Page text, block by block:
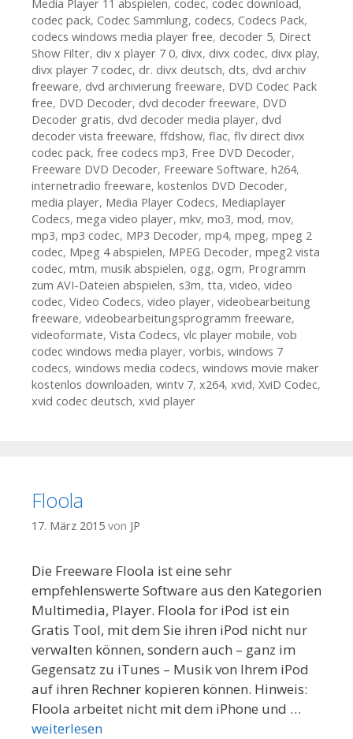
Media Player 11 abspielen, codec, codec download,
codec pack, Codec Sammlung, codecs, Codecs Pack,
codecs windows media player free, decoder 5, Direct
Show Filter, div x player 7 0, divx, divx codec, divx play,
divx player 7 codec, dr. divx deutsch, dts, dvd archiv
freeware, dvd archivierung freeware, DVD Codec Pack
free, DVD Decoder, dvd decoder freeware, DVD
Decoder gratis, dvd decoder media player, dvd
decoder vista freeware, ffdshow, flac, flv direct divx
codec pack, free codecs mp3, Free DVD Decoder,
Freeware DVD Decoder, Freeware Software, h264,
internetradio freeware, kostenlos DVD Decoder,
media player, Media Player Codecs, Mediaplayer
Codecs, mega video player, mkv, mo3, mod, mov,
mp3, mp3 codec, MP3 Decoder, mp4, mpeg, mpeg 2
codec, Mpeg 4 abspielen, MPEG Decoder, mpeg2 vista
codec, mtm, musik abspielen, ogg, ogm, Programm
zum AVI-Dateien abspielen, s3m, tta, video, video
codec, Video Codecs, video player, videobearbeitung
freeware, videobearbeitungsprogramm freeware,
videoformate, Vista Codecs, vlc player mobile, vob
codec windows media player, vorbis, windows 7
codecs, windows media codecs, windows movie maker
kostenlos downloaden, wintv 7, x264, xvid, XviD Codec,
xvid codec deutsch, xvid player
Floola
17. März 2015 von JP
Die Freeware Floola ist eine sehr
empfehlenswerte Software aus den Kategorien
Multimedia, Player. Floola for iPod ist ein
Gratis Tool, mit dem Sie ihren iPod nicht nur
verwalten können, sondern auch – ganz im
Gegensatz zu iTunes – Musik von Ihrem iPod
auf ihren Rechner kopieren können. Hinweis:
Floola arbeitet nicht mit dem iPhone und …
weiterlesen